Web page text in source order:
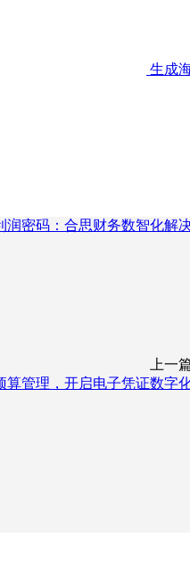
生成
润密码：合思财务数智化解
上一
算管理，开启电子凭证数字